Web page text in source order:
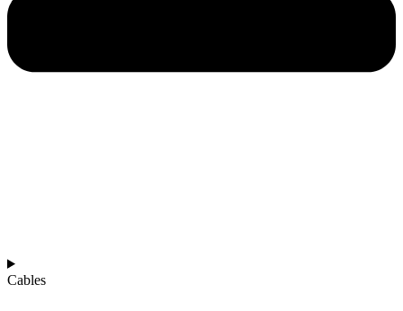
Cables